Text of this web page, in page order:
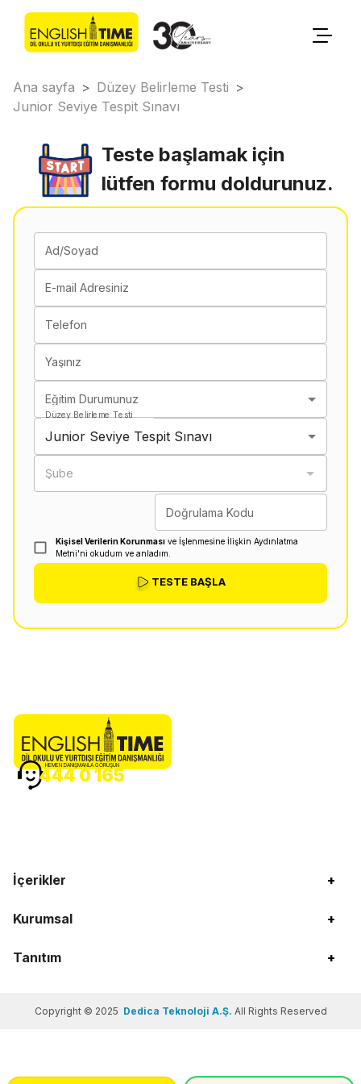
Ana sayfa > Düzey Belirleme Testi >
Junior Seviye Tespit Sınavı
Teste başlamak için
lütfen formu doldurunuz.
Ad/Soyad
E-mail Adresiniz
Telefon
Yaşınız
Eğitim Durumunuz
Düzey Belirleme Testi
Junior Seviye Tespit Sınavı
Şube
Doğrulama Kodu
Kişisel Verilerin Korunması ve İşlenmesine İlişkin Aydınlatma
Metni'ni okudum ve anladım.
TESTE BAŞLA
İçerikler +
Kurumsal +
Tanıtım +
HEMEN DANIŞMANLA GÖRÜŞÜN
444 0 165
Copyright © 2025 Dedica Teknoloji A.Ş. All Rights Reserved